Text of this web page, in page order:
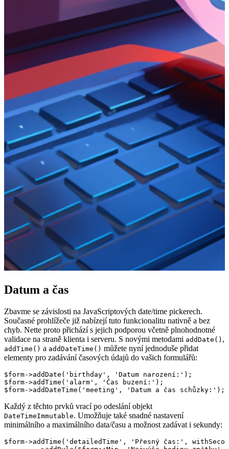
Datum a čas
Zbavme se závislosti na JavaScriptových date/time pickerech.
Současné prohlížeče již nabízejí tuto funkcionalitu nativně a bez
chyb. Nette proto přichází s jejich podporou včetně plnohodnotné
validace na straně klienta i serveru. S novými metodami addDate() ,
addTime() a addDateTime() můžete nyní jednoduše přidat
elementy pro zadávání časových údajů do vašich formulářů:
$form->addDate('birthday', 'Datum narození:');
$form->addTime('alarm', 'Čas buzení:');
Každý z těchto prvků vrací po odeslání objekt
DateTimeImmutable. Umožňuje také snadné nastavení
minimálního a maximálního data/času a možnost zadávat i sekundy:
$form->addTime('detailedTime', 'Přesný čas:',